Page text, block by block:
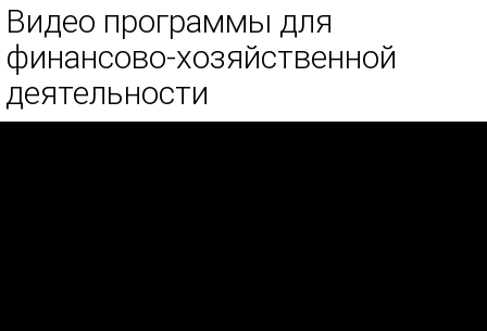
Видео программы для
финансово-хозяйственной
деятельности